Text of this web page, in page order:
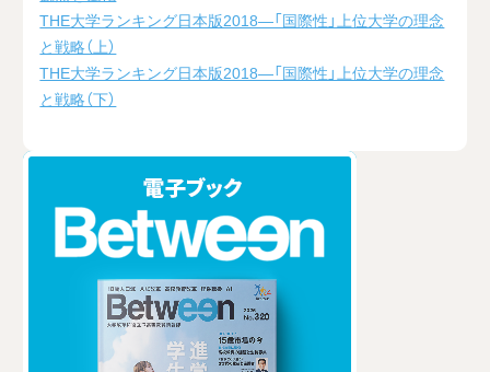
THE大学ランキング日本版2018―「国際性」上位大学の理念
と戦略（上）
THE大学ランキング日本版2018―「国際性」上位大学の理念
と戦略（下）